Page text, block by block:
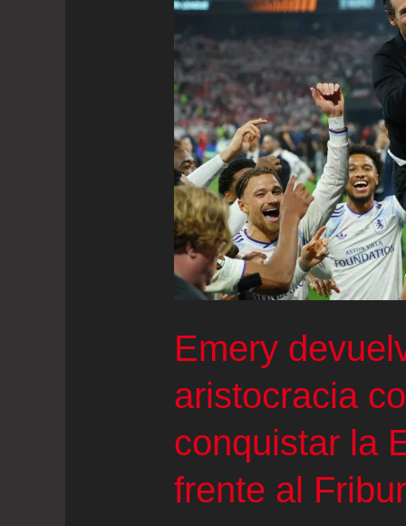
Emery
aristocracia
conquistar la
frente al